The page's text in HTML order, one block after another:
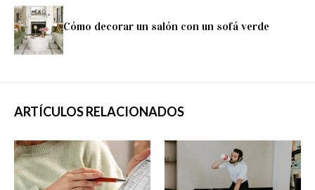
Cómo decorar un salón con un sofá verde
ARTÍCULOS RELACIONADOS